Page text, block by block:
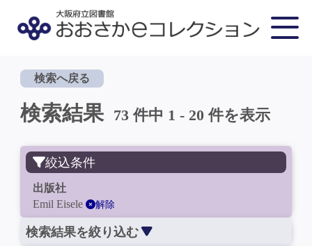
検索へ戻る
検索結果 73 件中 1 - 20 件を表示
絞込条件
出版社
Emil Eisele
解除
検索結果を絞り込む